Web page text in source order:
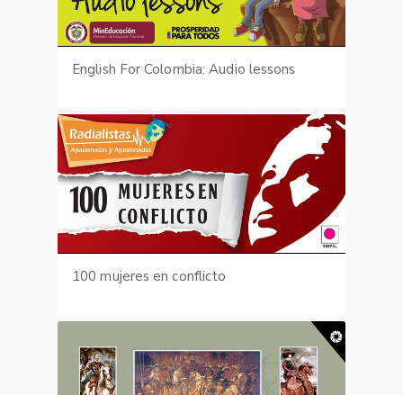
English For Colombia: Audio lessons
100 mujeres en conflicto